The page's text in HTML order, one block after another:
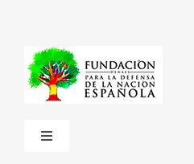
Toggle